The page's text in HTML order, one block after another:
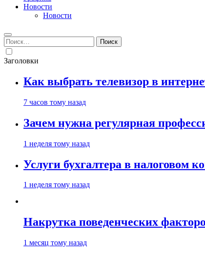
Новости
Новости
Найти:
Заголовки
Как выбрать телевизор в
7 часов тому назад
Зачем нужна регулярная
1 неделя тому назад
Услуги бухгалтера в налоговом
1 неделя тому назад
Накрутка поведенческих
1 месяц тому назад